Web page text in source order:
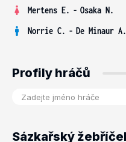
Mertens E. - Osaka N.
Norrie C. - De Minaur A.
Profily hráčů
Sázkařský